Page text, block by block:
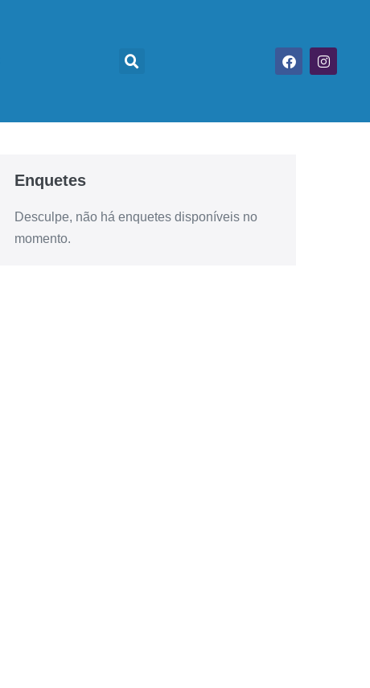
Enquetes
Desculpe, não há enquetes disponíveis no
momento.